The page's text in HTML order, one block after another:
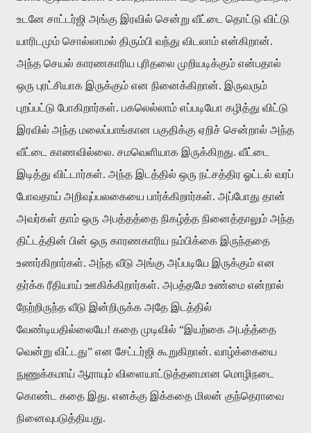
உடனே சாட்டர்ஜி அங்கு இரவில் சென்று வீட்டை தொட்டு விட்டு
யாரிடமும் சொல்லாமல் திரும்பி வந்து விடலாம் என்கிறான்.
அந்த செயல் காரணகாரிய புரிதலை முறியடிக்கும் என்பதால்
ஒரு புரட்சியாக இருக்கும் என நினைக்கிறான். இருவரும்
புறப்பட்டு போகிறார்கள். பகலெல்லாம் எப்படியோ கழித்து விட்டு
இரவில் அந்த மலைப்பாங்கான பகுதிக்கு ஏறிச் சென்றால் அந்த
வீட்டை காணவில்லை. சமவெளியாக இருக்கிறது. வீட்டை
இடித்து விட்டார்கள். அந்த இடத்தில் ஒரு நட்சத்திர ஓட்டல் வரப்
போவதாய் அறிவுப்பலகையை பார்க்கிறார்கள். அப்போது தான்
அவர்கள் தாம் ஒரு அபத்தத்தை நிகழ்த்த நினைத்தாலும் அந்த
திட்டத்தின் பின் ஒரு காரணகாரிய நம்பிக்கை இருந்ததை
உணர்கிறார்கள். அந்த வீடு அங்கு அப்படியே இருக்கும் என
தர்க்க ரீதியாய் ஊகிக்கிறார்கள். அபத்தமே உண்மை என்றால்
நேற்றிருந்த வீடு இன்றிருக்க அதே இடத்தில்
வேண்டியதில்லையே! கதை முடிவில் “இயற்கை அபத்த்தை
வென்று விட்டது” என சேட்டர்ஜி கூறுகிறான். வாழ்க்கையை
நுணுக்கமாய் ஆராயும் விளையாட்டுத்தனமான மொழிநடை
கொண்ட கதை இது. எனக்கு இக்கதை மிலன் குந்தெராவை
நினைவுபடுத்தியது.